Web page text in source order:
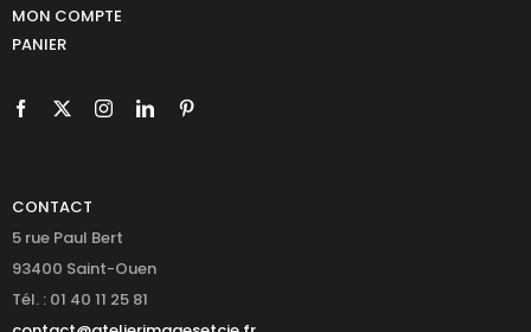
MON COMPTE
PANIER
CONTACT
5 rue Paul Bert
93400 Saint-Ouen
Tél. : 01 40 11 25 81